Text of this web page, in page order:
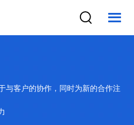
与客户的协作，同时为新的合作注